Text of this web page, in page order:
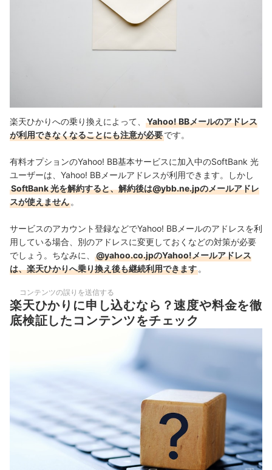
楽天ひかりへの乗り換えによって、
Yahoo! BBメールのアドレス
が利用できなくなることにも注意が必要です。
有料オプションのYahoo! BB基本サービスに加入中のSoftBank 光
ユーザーは、Yahoo! BBメールアドレスが利用できます。しかし
SoftBank 光を解約すると、解約後は@ybb.ne.jpのメールアドレ
スが使えません 。
サービスのアカウント登録などでYahoo! BBメールのアドレスを利
用している場合、別のアドレスに変更しておくなどの対策が必要
でしょう。ちなみに、
@yahoo.co.jpのYahoo!メールアドレス
は、楽天ひかりへ乗り換え後も継続利用できます 。
コンテンツの誤りを送信する
楽天ひかりに申し込むなら？速度や料金を徹
底検証したコンテンツをチェック